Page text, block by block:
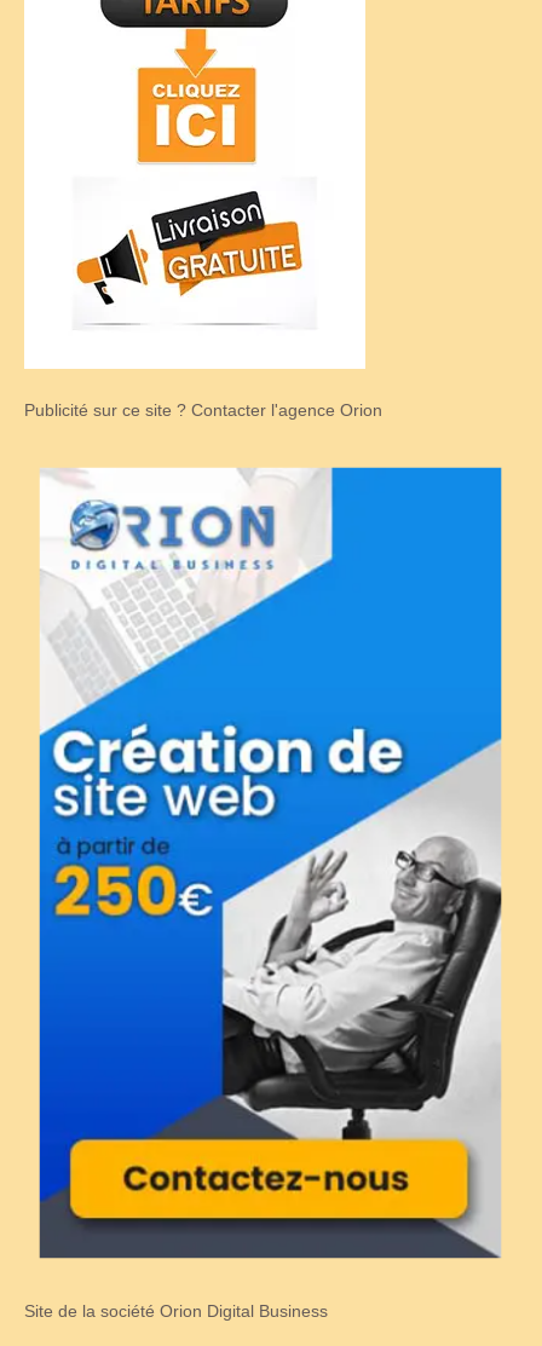
Publicité sur ce site ? Contacter l'agence Orion
Site de la société Orion Digital Business